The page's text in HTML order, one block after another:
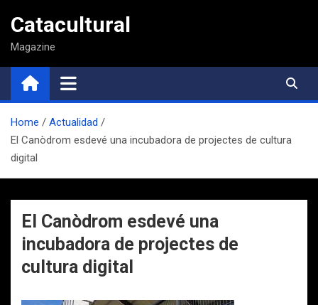
contenido
Catacultural
Magazine
Home
Actualidad
El Canòdrom esdevé una incubadora de projectes de cultura
digital
El Canòdrom esdevé una
incubadora de projectes de
cultura digital